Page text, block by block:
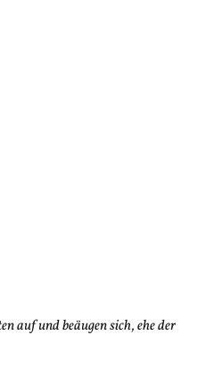
auf und beäugen sich, ehe der